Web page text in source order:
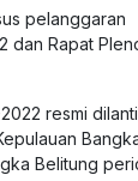
pelanggaran
dan Rapat
resmi
Belitung